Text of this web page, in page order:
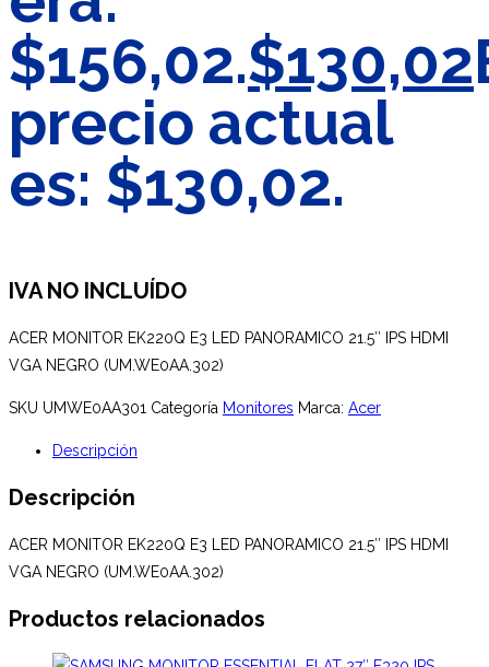
$156,02.$130,02
precio actual
es: $130,02.
IVA NO INCLUÍDO
ACER MONITOR EK220Q E3 LED PANORAMICO 21.5″ IPS HDMI
VGA NEGRO (UM.WE0AA.302)
SKU UMWE0AA301 Categoría Monitores Marca: Acer
Descripción
Descripción
ACER MONITOR EK220Q E3 LED PANORAMICO 21.5″ IPS HDMI
VGA NEGRO (UM.WE0AA.302)
Productos relacionados